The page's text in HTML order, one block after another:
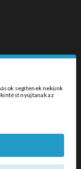
segítenek nekünk
nyújtanak az